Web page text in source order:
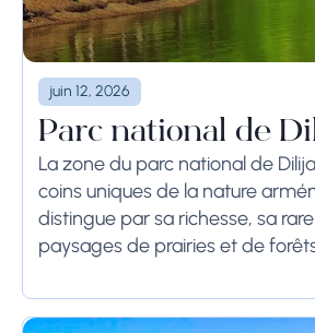
juin 12, 2026
Parc national de
La zone du parc national de
coins uniques de la nature
distingue par sa richesse, sa
paysages de prairies et de